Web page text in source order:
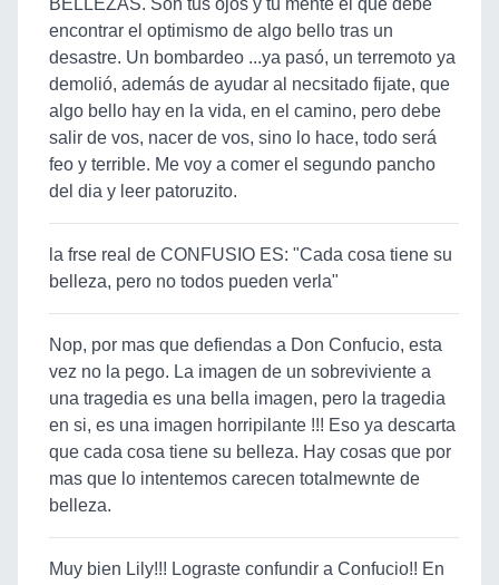
BELLEZAS. Son tus ojos y tu mente el que debe
encontrar el optimismo de algo bello tras un
desastre. Un bombardeo ...ya pasó, un terremoto ya
demolió, además de ayudar al necsitado fijate, que
algo bello hay en la vida, en el camino, pero debe
salir de vos, nacer de vos, sino lo hace, todo será
feo y terrible. Me voy a comer el segundo pancho
del dia y leer patoruzito.
la frse real de CONFUSIO ES: "Cada cosa tiene su
belleza, pero no todos pueden verla"
Nop, por mas que defiendas a Don Confucio, esta
vez no la pego. La imagen de un sobreviviente a
una tragedia es una bella imagen, pero la tragedia
en si, es una imagen horripilante !!! Eso ya descarta
que cada cosa tiene su belleza. Hay cosas que por
mas que lo intentemos carecen totalmewnte de
belleza.
Muy bien Lily!!! Lograste confundir a Confucio!! En